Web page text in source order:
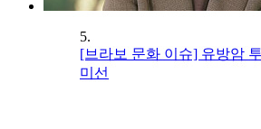
5.
[브라보 문화 이슈] 유방암
미선